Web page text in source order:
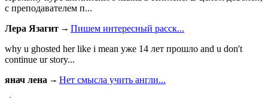
с преподавателем п...
Лера Язагит
Пишем интересный расск...
why u ghosted her like i mean уже 14 лет прошло and u don't
continue ur story...
янач лена
Нет смысла учить англи...